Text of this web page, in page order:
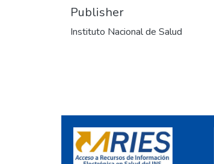
Publisher
Instituto Nacional de Salud